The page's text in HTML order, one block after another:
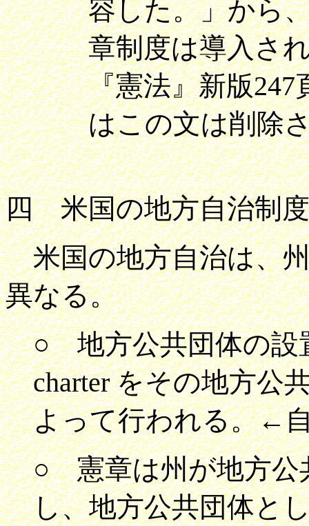
容した。」から
章制度は導入さ
『憲法』新版247
はこの文は削除
四 米国の地方自治制度
米国の地方自治は、
異なる。
○ 地方公共団体の設
charter をその地方公
よって行われる。←
○ 憲章は州が地方公
し、地方公共団体と